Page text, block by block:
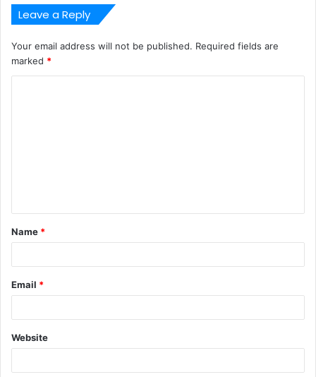
Leave a Reply
Your email address will not be published. Required fields are
marked *
t
*
Name *
Email *
Website